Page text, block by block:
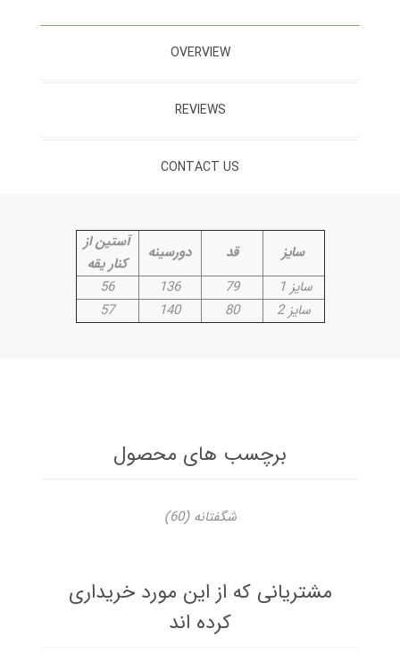
OVERVIEW
REVIEWS
CONTACT US
سایز قد دورسینه
آستین از
کنار یقه
سایز 1
79
136
56
سایز 2
80
140
57
برچسب های محصول
شگفتانه (60)
مشتریانی که از این مورد خریداری
کرده اند